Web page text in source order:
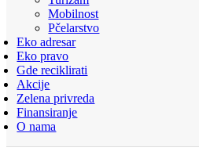
Mobilnost
Pčelarstvo
Eko adresar
Eko pravo
Gde reciklirati
Akcije
Zelena privreda
Finansiranje
O nama